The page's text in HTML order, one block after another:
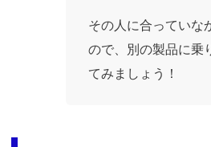
その人に合っていな
ので、別の製品に乗
てみましょう！